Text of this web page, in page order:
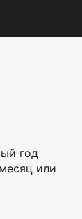
год
или